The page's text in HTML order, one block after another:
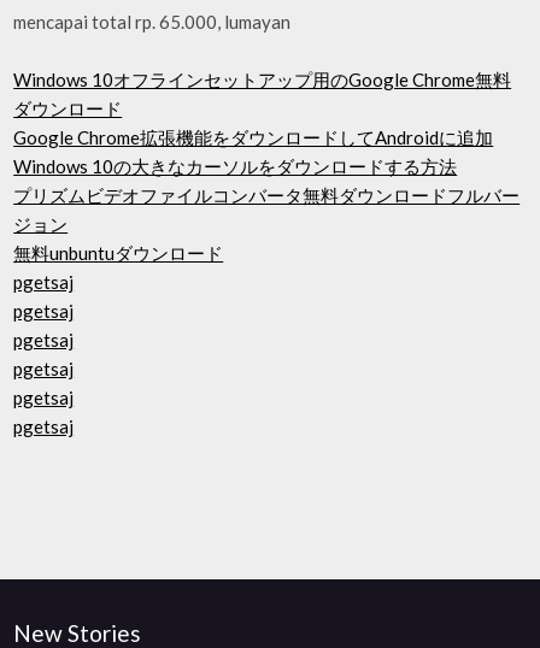
mencapai total rp. 65.000, lumayan
Windows 10オフラインセットアップ用のGoogle Chrome無料
ダウンロード
Google Chrome拡張機能をダウンロードしてAndroidに追加
Windows 10の大きなカーソルをダウンロードする方法
プリズムビデオファイルコンバータ無料ダウンロードフルバー
ジョン
無料unbuntuダウンロード
pgetsaj
pgetsaj
pgetsaj
pgetsaj
pgetsaj
pgetsaj
New Stories